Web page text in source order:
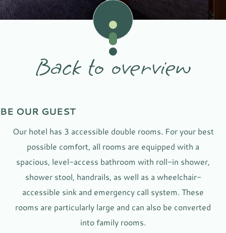
Back to overview
BE OUR GUEST
Our hotel has 3 accessible double rooms. For your best
possible comfort, all rooms are equipped with a
spacious, level-access bathroom with roll-in shower,
shower stool, handrails, as well as a wheelchair-
accessible sink and emergency call system. These
rooms are particularly large and can also be converted
into family rooms.